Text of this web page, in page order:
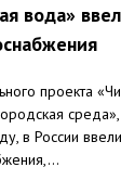
вода»
проекта
в России